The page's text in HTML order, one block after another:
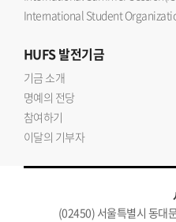
International Student
HUFS발전기금
기금 소개
명예의 전당
참여하기
이달의 기부자
(02450) 서울특별시 동대